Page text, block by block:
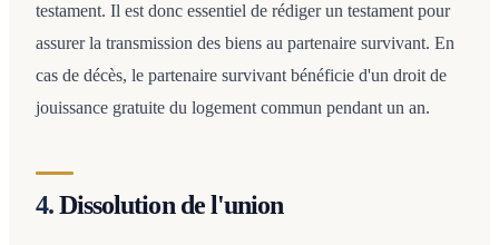
testament. Il est donc essentiel de rédiger un testament pour
assurer la transmission des biens au partenaire survivant. En
cas de décès, le partenaire survivant bénéficie d'un droit de
jouissance gratuite du logement commun pendant un an.
4.Dissolution de l'union